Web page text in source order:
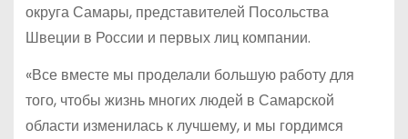
округа Самары, представителей Посольства
Швеции в России и первых лиц компании.
«Все вместе мы проделали большую работу для
того, чтобы жизнь многих людей в Самарской
области изменилась к лучшему, и мы гордимся